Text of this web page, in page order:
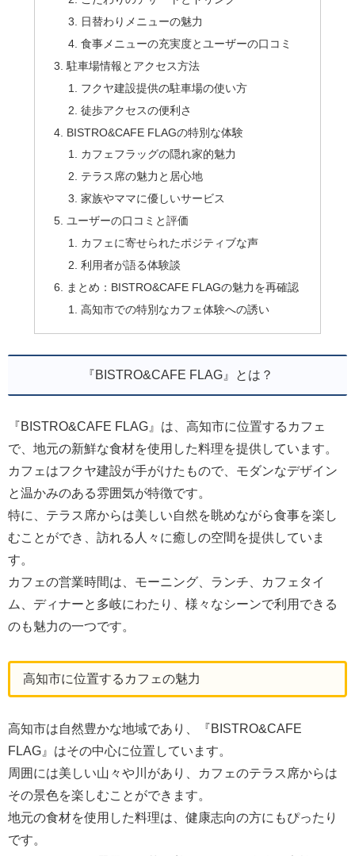
日替わりメニューの魅力
食事メニューの充実度とユーザーの口コミ
駐車場情報とアクセス方法
フクヤ建設提供の駐車場の使い方
徒歩アクセスの便利さ
BISTRO&CAFE FLAGの特別な体験
カフェフラッグの隠れ家的魅力
テラス席の魅力と居心地
家族やママに優しいサービス
ユーザーの口コミと評価
カフェに寄せられたポジティブな声
利用者が語る体験談
まとめ：BISTRO&CAFE FLAGの魅力を再確認
高知市での特別なカフェ体験への誘い
『BISTRO&CAFE FLAG』とは？
『BISTRO&CAFE FLAG』は、高知市に位置するカフェ
で、地元の新鮮な食材を使用した料理を提供しています。
カフェはフクヤ建設が手がけたもので、モダンなデザイン
と温かみのある雰囲気が特徴です。
特に、テラス席からは美しい自然を眺めながら食事を楽し
むことができ、訪れる人々に癒しの空間を提供していま
す。
カフェの営業時間は、モーニング、ランチ、カフェタイ
ム、ディナーと多岐にわたり、様々なシーンで利用できる
のも魅力の一つです。
高知市に位置するカフェの魅力
高知市は自然豊かな地域であり、『BISTRO&CAFE
FLAG』はその中心に位置しています。
周囲には美しい山々や川があり、カフェのテラス席からは
その景色を楽しむことができます。
地元の食材を使用した料理は、健康志向の方にもぴったり
です。